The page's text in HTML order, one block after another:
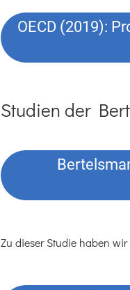
OECD (2019):
Studien der
Zu dieser Studie haben